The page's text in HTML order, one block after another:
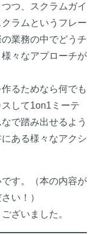
つ、スクラムガイ
ラムというフレー
業務の中でどうチ
々なアプローチが
るためなら何でも
して1on1ミーテ
で踏み出せるよう
ある様々なアクシ
す。（本の内容が
い！）
ざいました。